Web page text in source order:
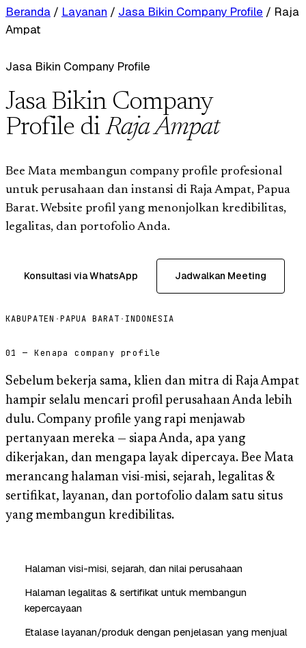
Beranda / Layanan / Jasa Bikin Company Profile / Raja
Ampat
Jasa Bikin Company Profile
Jasa Bikin Company
Profile diRaja Ampat
Bee Mata membangun company profile profesional
untuk perusahaan dan instansi di Raja Ampat, Papua
Barat. Website profil yang menonjolkan kredibilitas,
legalitas, dan portofolio Anda.
Konsultasi via WhatsApp Jadwalkan Meeting
KABUPATEN ·PAPUA BARAT · INDONESIA
01 — Kenapa company profile
Sebelum bekerja sama, klien dan mitra di Raja Ampat
hampir selalu mencari profil perusahaan Anda lebih
dulu. Company profile yang rapi menjawab
pertanyaan mereka — siapa Anda, apa yang
dikerjakan, dan mengapa layak dipercaya. Bee Mata
merancang halaman visi-misi, sejarah, legalitas &
sertifikat, layanan, dan portofolio dalam satu situs
yang membangun kredibilitas.
Halaman visi-misi, sejarah, dan nilai perusahaan
Halaman legalitas & sertifikat untuk membangun
kepercayaan
Etalase layanan/produk dengan penjelasan yang menjual